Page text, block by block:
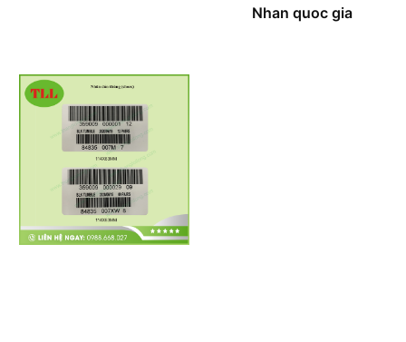
Nhan quoc gia